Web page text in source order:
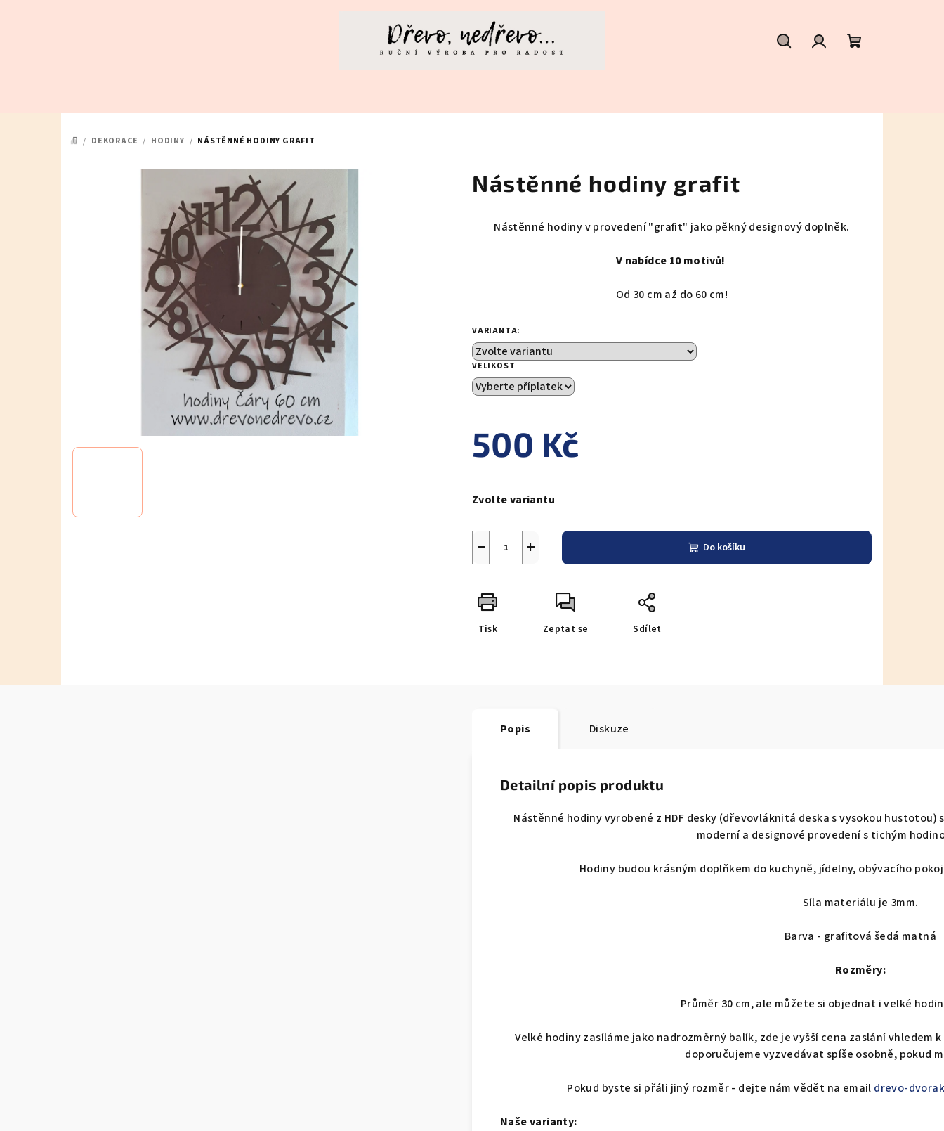
DOMŮ
/ DEKORACE / HODINY / NÁSTĚNNÉ HODINY GRAFIT
Nástěnné hodiny grafit
Nástěnné hodiny v provedení "grafit" jako pěkný designový doplněk.
V nabídce 10 motivů!
Od 30 cm až do 60 cm!
VARIANTA:
VELIKOST
500 Kč
cena:
Zvolte variantu
+
− Do košíku
Tisk Zeptat se Sdílet
Popis Diskuze
Detailní popis produktu
Nástěnné hodiny vyrobené z HDF desky (dřevovláknitá deska s vysokou
moderní a designové provedení s tichým
Hodiny budou krásným doplňkem do kuchyně, jídelny, obývacího
Síla materiálu je 3mm.
Barva - grafitová šedá matná
Rozměry:
Průměr 30 cm, ale můžete si objednat i velké
Velké hodiny zasíláme jako nadrozměrný balík, zde je vyšší cena zaslání vhledem
doporučujeme vyzvedávat spíše osobně, pokud
Pokud byste si přáli jiný rozměr - dejte nám vědět na email drevo-
Naše varianty: